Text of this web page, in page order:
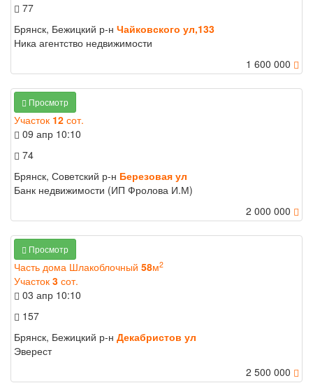
77
Брянск, Бежицкий р-н Чайковского ул,133
Ника агентство недвижимости
1 600 000
Просмотр
Участок 12 сот.
09 апр 10:10
74
Брянск, Советский р-н Березовая ул
Банк недвижимости (ИП Фролова И.М)
2 000 000
Просмотр
Часть дома Шлакоблочный 58м2
Участок 3 сот.
03 апр 10:10
157
Брянск, Бежицкий р-н Декабристов ул
Эверест
2 500 000